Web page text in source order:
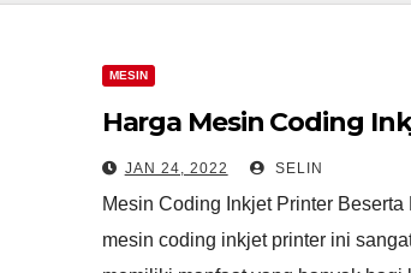
MESIN
Harga Mesin Coding
JAN 24, 2022 SELIN
Mesin Coding Inkjet Printer Beserta
mesin coding inkjet printer ini